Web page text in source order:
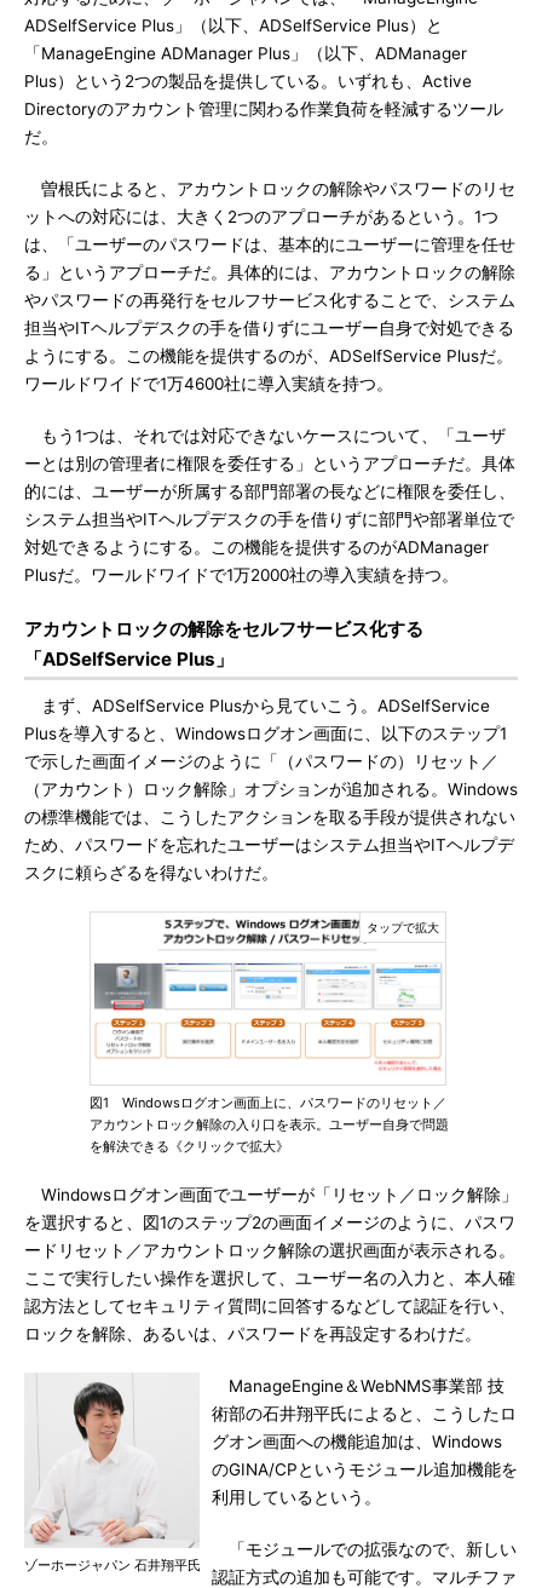
ADSelfService Plus」（以下、ADSelfService Plus）と
「ManageEngine ADManager Plus」（以下、ADManager
Plus）という2つの製品を提供している。いずれも、Active
Directoryのアカウント管理に関わる作業負荷を軽減するツール
だ。
曽根氏によると、アカウントロックの解除やパスワードのリセ
ットへの対応には、大きく2つのアプローチがあるという。1つ
は、「ユーザーのパスワードは、基本的にユーザーに管理を任せ
る」というアプローチだ。具体的には、アカウントロックの解除
やパスワードの再発行をセルフサービス化することで、システム
担当やITヘルプデスクの手を借りずにユーザー自身で対処できる
ようにする。この機能を提供するのが、ADSelfService Plusだ。
ワールドワイドで1万4600社に導入実績を持つ。
もう1つは、それでは対応できないケースについて、「ユーザ
ーとは別の管理者に権限を委任する」というアプローチだ。具体
的には、ユーザーが所属する部門部署の長などに権限を委任し、
システム担当やITヘルプデスクの手を借りずに部門や部署単位で
対処できるようにする。この機能を提供するのがADManager
Plusだ。ワールドワイドで1万2000社の導入実績を持つ。
アカウントロックの解除をセルフサービス化する
「ADSelfService Plus」
まず、ADSelfService Plusから見ていこう。ADSelfService
Plusを導入すると、Windowsログオン画面に、以下のステップ1
で示した画面イメージのように「（パスワードの）リセット／
（アカウント）ロック解除」オプションが追加される。Windows
の標準機能では、こうしたアクションを取る手段が提供されない
ため、パスワードを忘れたユーザーはシステム担当やITヘルプデ
スクに頼らざるを得ないわけだ。
図1 Windowsログオン画面上に、パスワードのリセット／
アカウントロック解除の入り口を表示。ユーザー自身で問題
を解決できる《クリックで拡大》
Windowsログオン画面でユーザーが「リセット／ロック解除」
を選択すると、図1のステップ2の画面イメージのように、パスワ
ードリセット／アカウントロック解除の選択画面が表示される。
ここで実行したい操作を選択して、ユーザー名の入力と、本人確
認方法としてセキュリティ質問に回答するなどして認証を行い、
ロックを解除、あるいは、パスワードを再設定するわけだ。
ゾーホージャパン 石井翔平氏
ManageEngine＆WebNMS事業部 技
術部の石井翔平氏によると、こうしたロ
グオン画面への機能追加は、Windows
のGINA/CPというモジュール追加機能を
利用しているという。
「モジュールでの拡張なので、新しい
認証方式の追加も可能です。マルチファ